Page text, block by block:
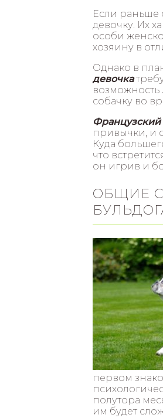
Если раньше
девочку. Их
особи
хозяину в
Однако в
девочка
возможность
собачку во
Французский
привычки, и
Куда
что
он игрив и
ОБЩИЕ
первом
полутора
им будет